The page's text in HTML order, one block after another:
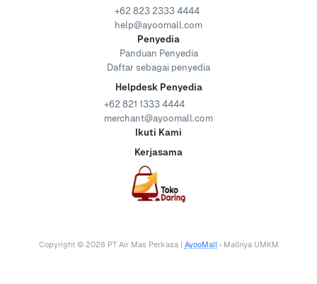
+62 823 2333 4444
help@ayoomall.com
Penyedia
Panduan Penyedia
Daftar sebagai penyedia
Helpdesk Penyedia
+62 821 1333 4444
merchant@ayoomall.com
Ikuti Kami
Kerjasama
Copyright © 2026 PT Air Mas Perkasa | AyooMall • Mallnya UMKM